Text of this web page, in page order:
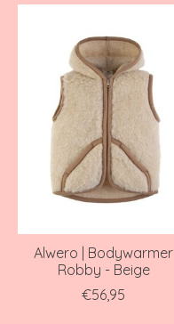
Alwero | Bodywarmer
Robby - Beige
€56,95